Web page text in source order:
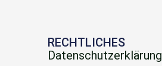
RECHTLICHES
Datenschutzerklärung